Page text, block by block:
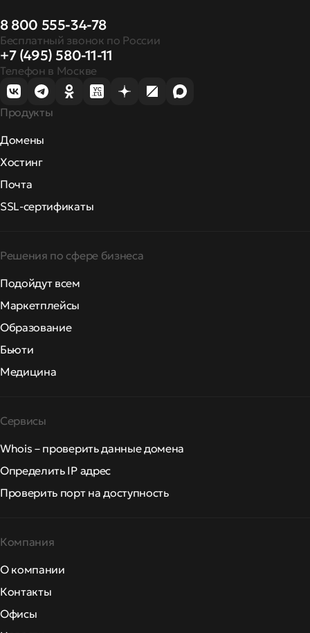
8 800 555-34-78
Бесплатный звонок по России
+7 (495) 580-11-11
Телефон в Москве
Продукты
Домены
Хостинг
Почта
SSL-сертификаты
Решения по сфере бизнеса
Подойдут всем
Маркетплейсы
Образование
Бьюти
Медицина
Сервисы
Whois – проверить данные домена
Определить IP адрес
Проверить порт на доступность
Компания
О компании
Контакты
Офисы